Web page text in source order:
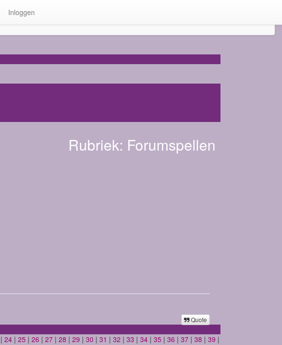
Inloggen
Rubriek: Forumspellen
Quote
| 24 | 25 | 26 | 27 | 28 | 29 | 30 | 31 | 32 | 33 | 34 | 35 | 36 | 37 | 38 | 39 |